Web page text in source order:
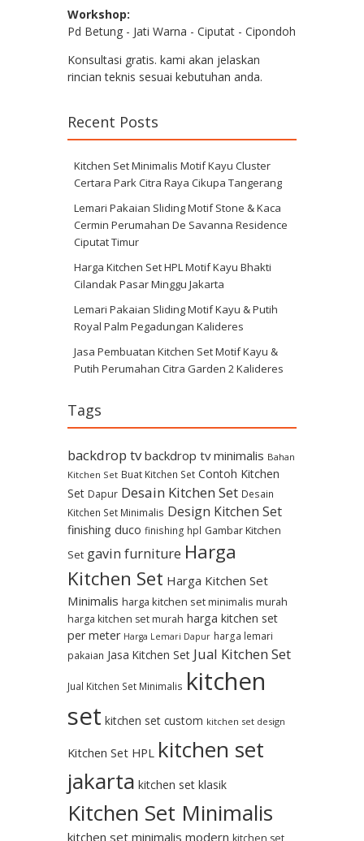
Workshop:
Pd Betung - Jati Warna - Ciputat - Cipondoh
Konsultasi gratis. kami akan jelaskan
rincian teknis sesuai kebutuhan anda.
Recent Posts
Kitchen Set Minimalis Motif Kayu Cluster
Certara Park Citra Raya Cikupa Tangerang
Lemari Pakaian Sliding Motif Stone & Kaca
Cermin Perumahan De Savanna Residence
Ciputat Timur
Harga Kitchen Set HPL Motif Kayu Bhakti
Cilandak Pasar Minggu Jakarta
Lemari Pakaian Sliding Motif Kayu & Putih
Royal Palm Pegadungan Kalideres
Jasa Pembuatan Kitchen Set Motif Kayu &
Putih Perumahan Citra Garden 2 Kalideres
Tags
backdrop tv backdrop tv minimalis Bahan
Kitchen Set Buat Kitchen Set Contoh Kitchen
Set Dapur Desain Kitchen Set Desain
Kitchen Set Minimalis Design Kitchen Set
finishing duco finishing hpl Gambar Kitchen
Set gavin furniture Harga
Kitchen Set Harga Kitchen Set
Minimalis harga kitchen set minimalis murah
harga kitchen set murah harga kitchen set
per meter Harga Lemari Dapur harga lemari
pakaian Jasa Kitchen Set Jual Kitchen Set
Jual Kitchen Set Minimalis kitchen
set kitchen set custom kitchen set design
Kitchen Set HPL kitchen set
jakarta kitchen set klasik
Kitchen Set Minimalis
kitchen set minimalis modern kitchen set